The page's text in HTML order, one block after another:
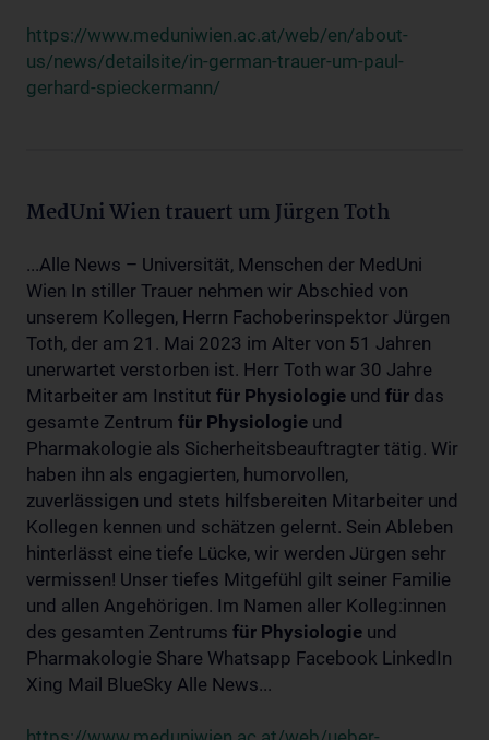
https://www.meduniwien.ac.at/web/en/about-
us/news/detailsite/in-german-trauer-um-paul-
gerhard-spieckermann/
MedUni Wien trauert um Jürgen Toth
...Alle News – Universität, Menschen der MedUni
Wien In stiller Trauer nehmen wir Abschied von
unserem Kollegen, Herrn Fachoberinspektor Jürgen
Toth, der am 21. Mai 2023 im Alter von 51 Jahren
unerwartet verstorben ist. Herr Toth war 30 Jahre
Mitarbeiter am Institut für Physiologie und für das
gesamte Zentrum für Physiologie und
Pharmakologie als Sicherheitsbeauftragter tätig. Wir
haben ihn als engagierten, humorvollen,
zuverlässigen und stets hilfsbereiten Mitarbeiter und
Kollegen kennen und schätzen gelernt. Sein Ableben
hinterlässt eine tiefe Lücke, wir werden Jürgen sehr
vermissen! Unser tiefes Mitgefühl gilt seiner Familie
und allen Angehörigen. Im Namen aller Kolleg:innen
des gesamten Zentrums für Physiologie und
Pharmakologie Share Whatsapp Facebook LinkedIn
Xing Mail BlueSky Alle News...